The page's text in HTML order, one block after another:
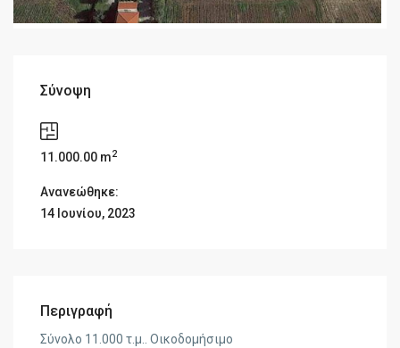
Σύνοψη
11.000.00 m2
Ανανεώθηκε:
14 Ιουνίου, 2023
Περιγραφή
Σύνολο 11.000 τ.μ.. Οικοδομήσιμο